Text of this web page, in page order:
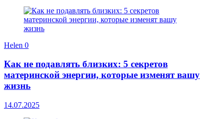
Helen 0
Как не подавлять близких: 5 секретов
материнской энергии, которые изменят вашу
жизнь
14.07.2025